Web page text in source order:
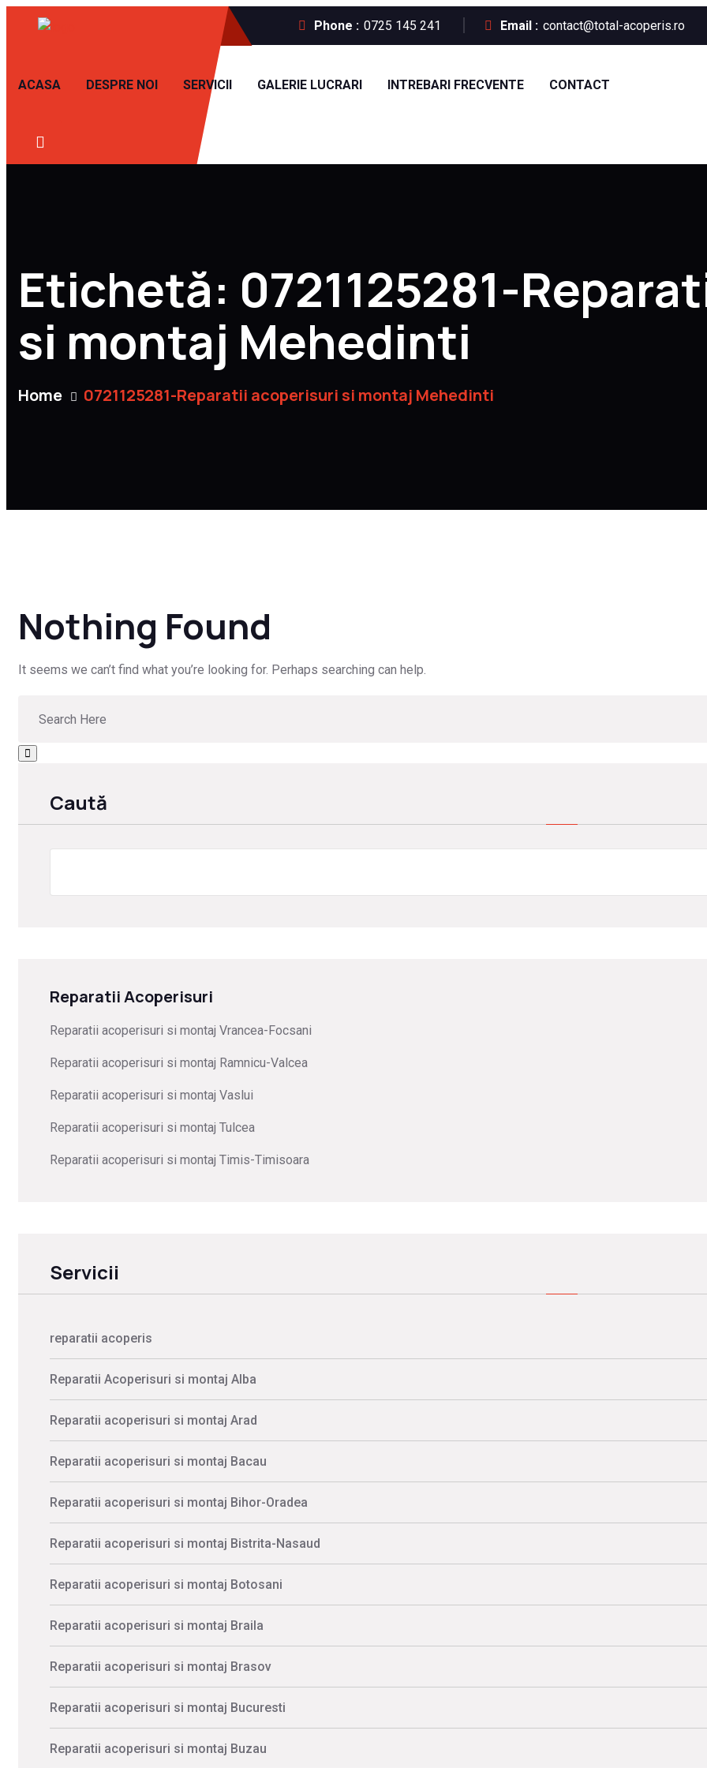
Phone : 0725 145 241 Email : contact@total-acoperis.ro
ACASA DESPRE NOI SERVICII GALERIE LUCRARI INTREBARI FRECVENTE CONTACT
Etichetă: 0721125281-
si montaj Mehedinti
Home 0721125281-Reparatii acoperisuri si montaj Mehedinti
Nothing Found
It seems we can’t find what you’re looking for. Perhaps searching can help.
Caută
Reparatii Acoperisuri
Reparatii acoperisuri si montaj Vrancea-Focsani
Reparatii acoperisuri si montaj Ramnicu-Valcea
Reparatii acoperisuri si montaj Vaslui
Reparatii acoperisuri si montaj Tulcea
Reparatii acoperisuri si montaj Timis-Timisoara
Servicii
reparatii acoperis
Reparatii Acoperisuri si montaj Alba
Reparatii acoperisuri si montaj Arad
Reparatii acoperisuri si montaj Bacau
Reparatii acoperisuri si montaj Bihor-Oradea
Reparatii acoperisuri si montaj Bistrita-Nasaud
Reparatii acoperisuri si montaj Botosani
Reparatii acoperisuri si montaj Braila
Reparatii acoperisuri si montaj Brasov
Reparatii acoperisuri si montaj Bucuresti
Reparatii acoperisuri si montaj Buzau